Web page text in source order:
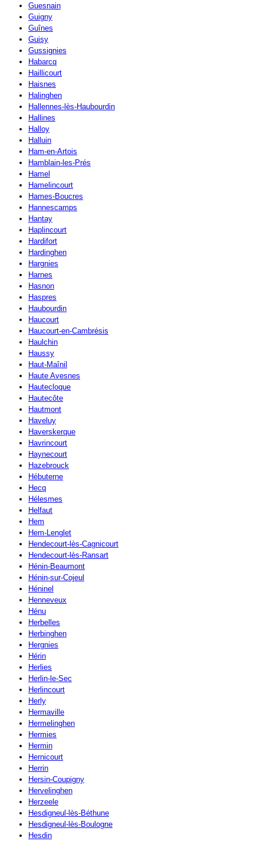
Guesnain
Guigny
Guînes
Guisy
Gussignies
Habarcq
Haillicourt
Haisnes
Halinghen
Hallennes-lès-Haubourdin
Hallines
Halloy
Halluin
Ham-en-Artois
Hamblain-les-Prés
Hamel
Hamelincourt
Hames-Boucres
Hannescamps
Hantay
Haplincourt
Hardifort
Hardinghen
Hargnies
Harnes
Hasnon
Haspres
Haubourdin
Haucourt
Haucourt-en-Cambrésis
Haulchin
Haussy
Haut-Maînil
Haute Avesnes
Hautecloque
Hautecôte
Hautmont
Haveluy
Haverskerque
Havrincourt
Haynecourt
Hazebrouck
Hébuterne
Hecq
Hélesmes
Helfaut
Hem
Hem-Lenglet
Hendecourt-lès-Cagnicourt
Hendecourt-lès-Ransart
Hénin-Beaumont
Hénin-sur-Cojeul
Héninel
Henneveux
Hénu
Herbelles
Herbinghen
Hergnies
Hérin
Herlies
Herlin-le-Sec
Herlincourt
Herly
Hermaville
Hermelinghen
Hermies
Hermin
Hernicourt
Herrin
Hersin-Coupigny
Hervelinghen
Herzeele
Hesdigneul-lès-Béthune
Hesdigneul-lès-Boulogne
Hesdin